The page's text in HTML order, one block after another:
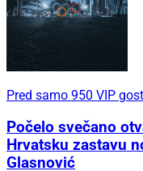
Pred samo 950 VIP
Počelo svečano
Hrvatsku zastavu
Glasnović